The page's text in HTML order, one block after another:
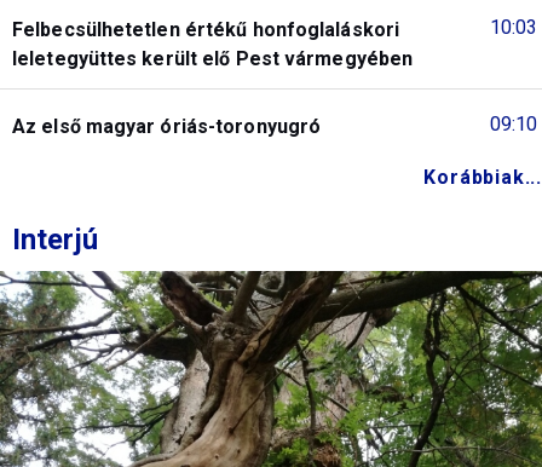
10:03
Felbecsülhetetlen értékű honfoglaláskori
leletegyüttes került elő Pest vármegyében
09:10
Az első magyar óriás-toronyugró
Korábbiak...
Interjú